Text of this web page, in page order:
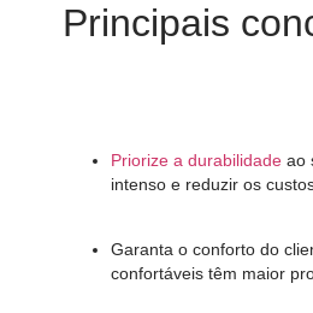
Principais
Priorize a durabilidade ao
intenso e reduzir os
Garanta o conforto do
confortáveis ​​têm maior